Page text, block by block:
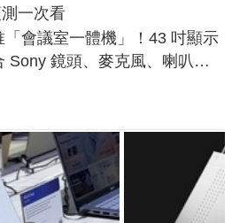
一次看
「會議室一體機」！43 吋顯示
Sony 鏡頭、麥克風、喇叭，